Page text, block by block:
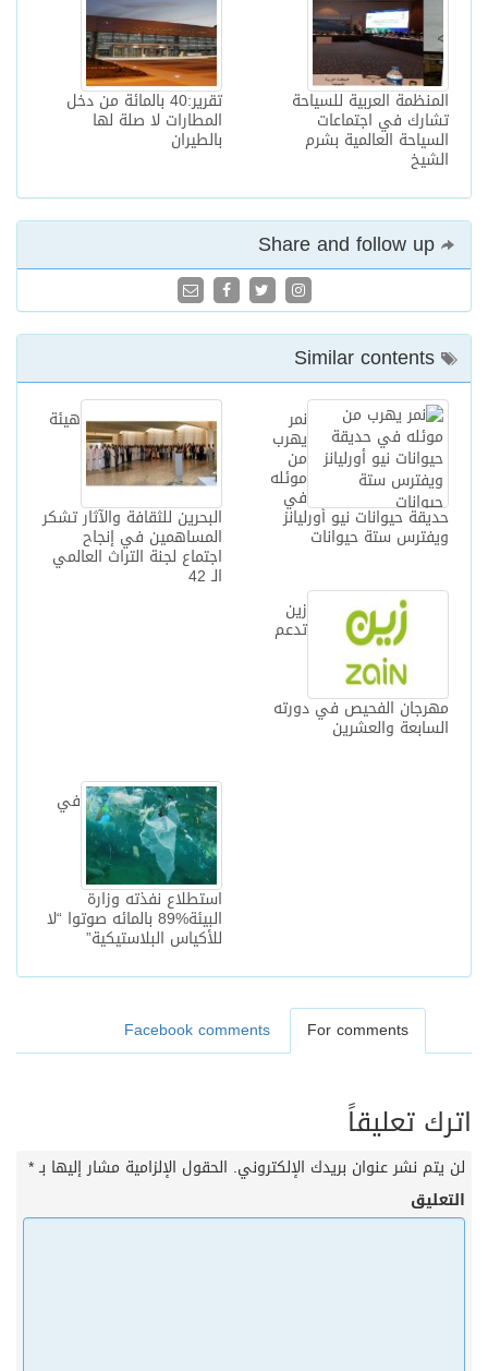
تقرير:40 بالمائة من دخل
المطارات لا صلة لها
بالطيران
المنظمة العربية للسياحة
تشارك في اجتماعات
السياحة العالمية بشرم
الشيخ
هيئة
البحرين للثقافة والآثار تشكر
المساهمين في إنجاح
اجتماع لجنة التراث العالمي
الـ 42‎
نمر
يهرب
من
موئله
في
حديقة حيوانات نيو أورليانز
ويفترس ستة حيوانات
زين
تدعم
مهرجان الفحيص في دورته
السابعة والعشرين
في
استطلاع نفذته وزارة
البيئة%89 بالمائه صوتوا “لا
للأكياس البلاستيكية”
For comments
Facebook comments
اترك تعليقاً
لن يتم نشر عنوان بريدك الإلكتروني. الحقول الإلزامية مشار إليها بـ*
التعليق